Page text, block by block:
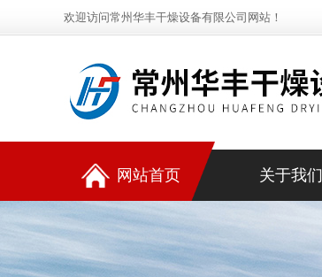
欢迎访问常州华丰干燥设备有限公司网站！
网站首页 关于我们